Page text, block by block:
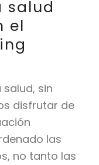
salud
el
sin
disfrutar de
las
no tanto las